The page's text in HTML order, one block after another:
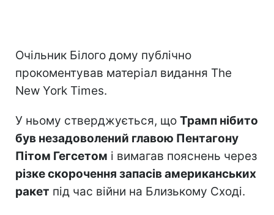
Очільник Білого дому публічно
прокоментував матеріал видання The
New York Times.
У ньому стверджується, що Трамп нібито
був незадоволений главою Пентагону
Пітом Гегсетом і вимагав пояснень через
різке скорочення запасів американських
ракет під час війни на Близькому Сході.